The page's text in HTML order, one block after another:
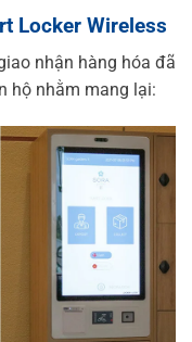
Locker Wireless
nhận hàng hóa đã
hộ nhằm mang lại: